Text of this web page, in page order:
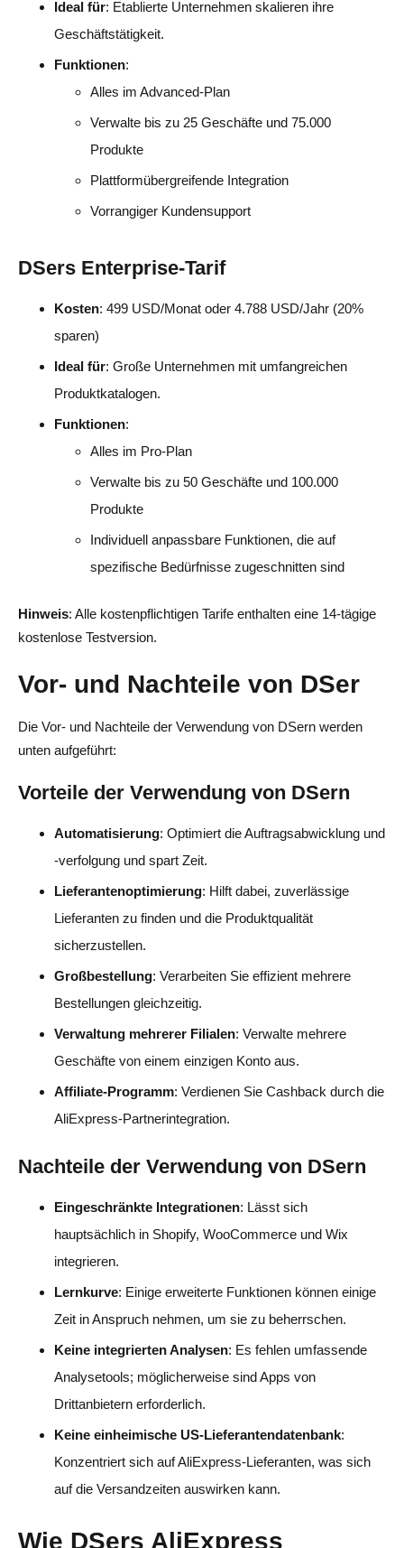
Ideal für: Etablierte Unternehmen skalieren ihre
Geschäftstätigkeit.
Funktionen:
Alles im Advanced-Plan
Verwalte bis zu 25 Geschäfte und 75.000
Produkte
Plattformübergreifende Integration
Vorrangiger Kundensupport
DSers Enterprise-Tarif
Kosten: 499 USD/Monat oder 4.788 USD/Jahr (20%
sparen)
Ideal für: Große Unternehmen mit umfangreichen
Produktkatalogen.
Funktionen:
Alles im Pro-Plan
Verwalte bis zu 50 Geschäfte und 100.000
Produkte
Individuell anpassbare Funktionen, die auf
spezifische Bedürfnisse zugeschnitten sind
Hinweis: Alle kostenpflichtigen Tarife enthalten eine 14-tägige
kostenlose Testversion.
Vor- und Nachteile von DSer
Die Vor- und Nachteile der Verwendung von DSern werden
unten aufgeführt:
Vorteile der Verwendung von DSern
Automatisierung: Optimiert die Auftragsabwicklung und
-verfolgung und spart Zeit.
Lieferantenoptimierung: Hilft dabei, zuverlässige
Lieferanten zu finden und die Produktqualität
sicherzustellen.
Großbestellung: Verarbeiten Sie effizient mehrere
Bestellungen gleichzeitig.
Verwaltung mehrerer Filialen: Verwalte mehrere
Geschäfte von einem einzigen Konto aus.
Affiliate-Programm: Verdienen Sie Cashback durch die
AliExpress-Partnerintegration.
Nachteile der Verwendung von DSern
Eingeschränkte Integrationen: Lässt sich
hauptsächlich in Shopify, WooCommerce und Wix
integrieren.
Lernkurve: Einige erweiterte Funktionen können einige
Zeit in Anspruch nehmen, um sie zu beherrschen.
Keine integrierten Analysen: Es fehlen umfassende
Analysetools; möglicherweise sind Apps von
Drittanbietern erforderlich.
Keine einheimische US-Lieferantendatenbank:
Konzentriert sich auf AliExpress-Lieferanten, was sich
auf die Versandzeiten auswirken kann.
Wie DSers AliExpress